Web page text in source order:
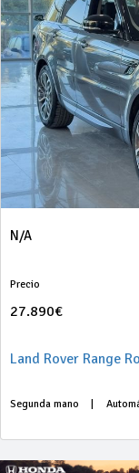
N/A
Precio
27.890€
Land Rover Range
Segunda mano